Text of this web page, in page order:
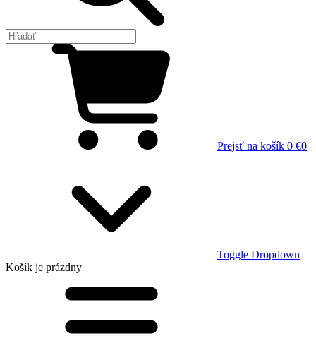
Prejsť na košík 0 €0
Toggle Dropdown
Košík je prázdny